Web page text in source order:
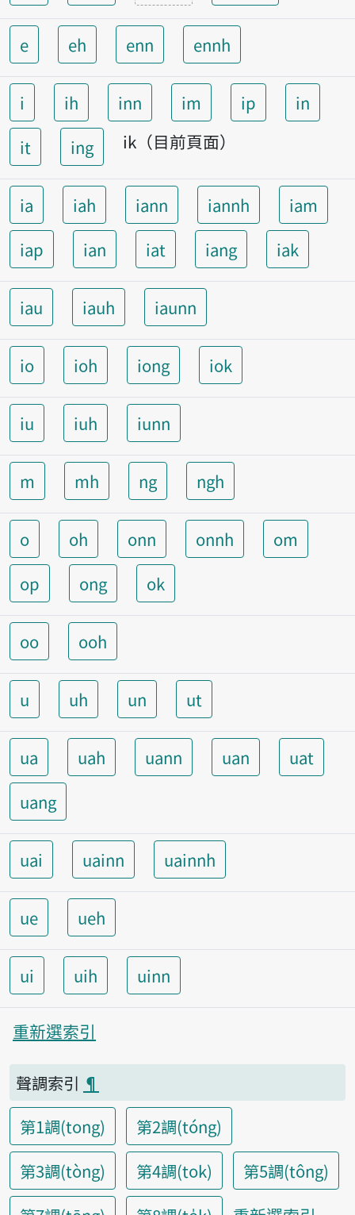
e eh enn ennh
i ih inn im ip
in
it
ing ik（目前頁面）
ia iah iann iannh
iam
iap
ian iat iang iak
iau iauh iaunn
io ioh iong iok
iu iuh iunn
m mh ng ngh
o oh onn onnh
om
op
ong ok
oo ooh
u uh un ut
ua uah uann uan
uat
uang
uai uainn uainnh
ue ueh
ui uih uinn
重新選索引
聲調索引 ¶
第1調(tong)
第2調(tóng)
第3調(tòng)
第4調(tok)
第5調(tông)